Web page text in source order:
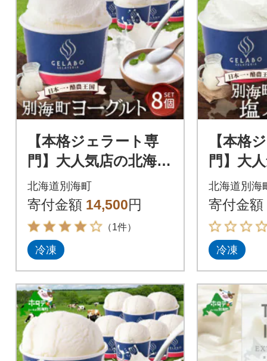
【本格ジェラート専
門】大人気店の北海道
贅沢ジェラートセッ
ト ヨーグルト 8個 ア
イス好きにも
北海道別海町
寄付金額 14,500円
（1件）
冷凍
【本格
門】大
贅沢ジ
ト 塩バ
ス好き
北海道別海
寄付金額
冷凍